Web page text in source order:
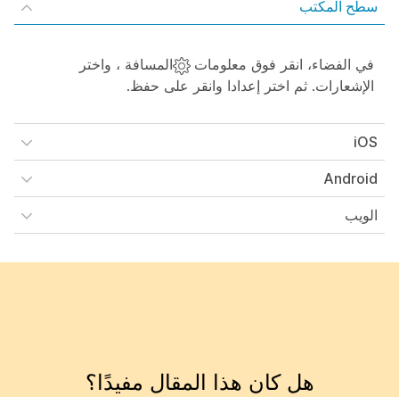
سطح المكتب
في الفضاء، انقر فوق معلومات
المسافة ، واختر
الإشعارات. ثم اختر إعدادا وانقر على حفظ.
iOS
Android
الويب
هل كان هذا المقال مفيدًا؟